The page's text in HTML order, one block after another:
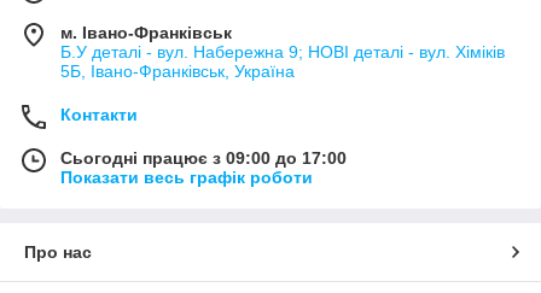
м. Івано-Франківськ
Б.У деталі - вул. Набережна 9; НОВІ деталі - вул. Хіміків
5Б, Івано-Франківськ, Україна
Контакти
Сьогодні працює з 09:00 до 17:00
Показати весь графік роботи
Про нас